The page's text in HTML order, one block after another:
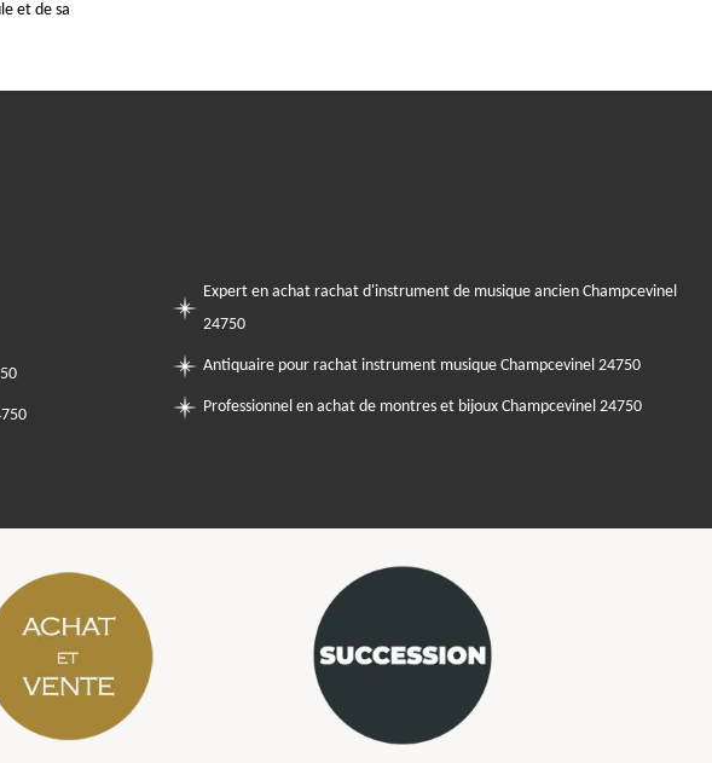
et de sa
Expert en achat rachat d'instrument de musique ancien Champcevinel
24750
Antiquaire pour rachat instrument musique Champcevinel 24750
Professionnel en achat de montres et bijoux Champcevinel 24750